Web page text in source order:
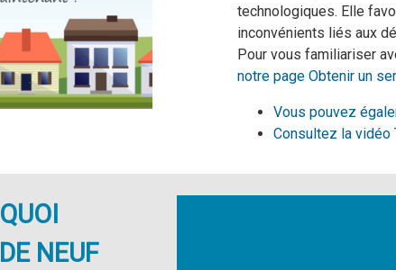
technologiques. Elle
inconvénients liés aux
Pour vous familiariser
notre page Obtenir un
Vous pouvez
Consultez la vidéo
QUOI
DE NEUF